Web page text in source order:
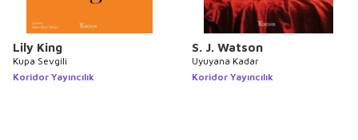
Lily King
Kupa Sevgili
Koridor Yayıncılık
S. J. Watson
Uyuyana Kadar
Koridor Yayıncılık